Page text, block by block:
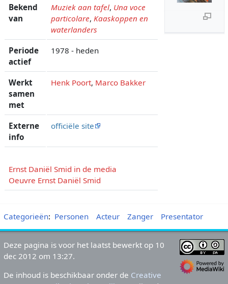
Bekend
van
Muziek aan tafel, Una voce
particolare, Kaaskoppen en
waterlanders
Periode
actief
1978 - heden
Werkt
samen
met
Henk Poort, Marco Bakker
Externe
info
officiële site
Ernst Daniël Smid in de media
Oeuvre Ernst Daniël Smid
Categorieën: Personen Acteur Zanger Presentator
Deze pagina is voor het laatst bewerkt op 10
dec 2012 om 13:27.
De inhoud is beschikbaar onder de Creative